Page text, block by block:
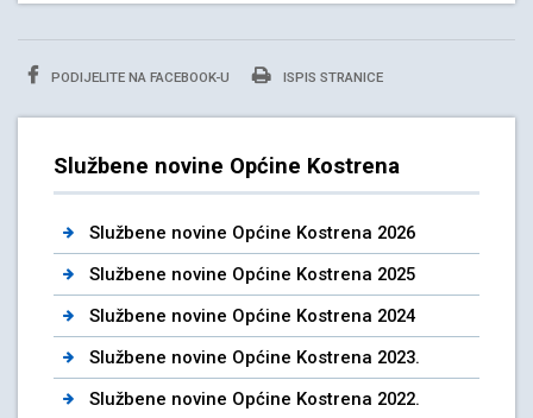
PODIJELITE NA FACEBOOK-U ISPIS STRANICE
Službene novine Općine Kostrena
Službene novine Općine Kostrena 2026
Službene novine Općine Kostrena 2025
Službene novine Općine Kostrena 2024
Službene novine Općine Kostrena 2023.
Službene novine Općine Kostrena 2022.